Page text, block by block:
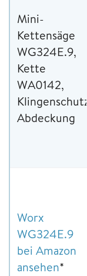
Mini-
Kettensäge
WG324E.9,
Kette
WA0142,
Klingenschutz-
Abdeckung
Worx
WG324E.9
bei Amazon
ansehen*